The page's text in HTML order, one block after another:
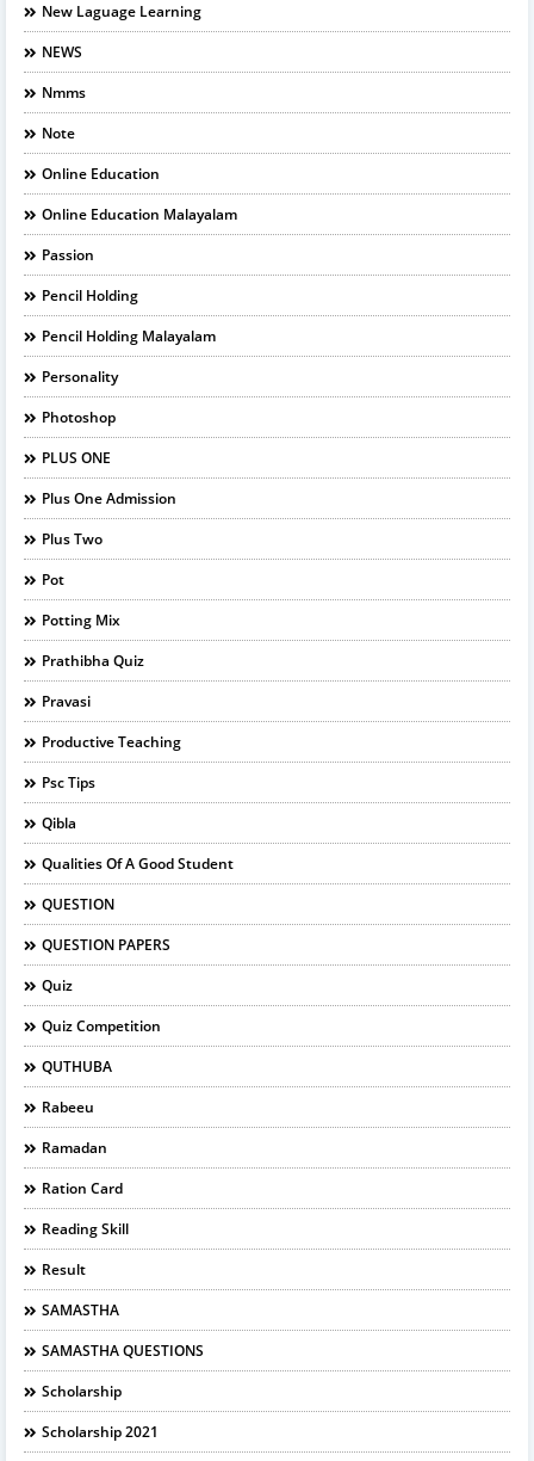
New Laguage Learning
NEWS
Nmms
Note
Online Education
Online Education Malayalam
Passion
Pencil Holding
Pencil Holding Malayalam
Personality
Photoshop
PLUS ONE
Plus One Admission
Plus Two
Pot
Potting Mix
Prathibha Quiz
Pravasi
Productive Teaching
Psc Tips
Qibla
Qualities Of A Good Student
QUESTION
QUESTION PAPERS
Quiz
Quiz Competition
QUTHUBA
Rabeeu
Ramadan
Ration Card
Reading Skill
Result
SAMASTHA
SAMASTHA QUESTIONS
Scholarship
Scholarship 2021